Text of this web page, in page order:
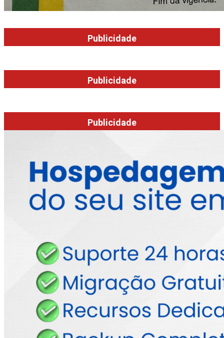
Publicidade
Publicidade
Publicidade